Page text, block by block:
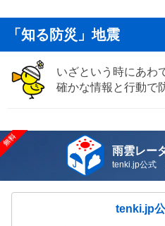
「知る防災」地震
いざという時にあわ
確かな情報と行動で
雨雲レー
tenki.jp公式
tenki.jp